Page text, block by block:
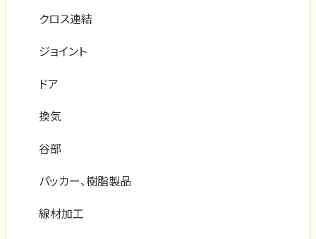
クロス連結
ジョイント
ドア
換気
谷部
パッカー、樹脂製品
線材加工